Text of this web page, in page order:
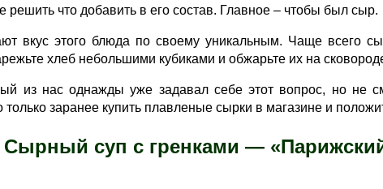
что добавить в его состав. Главное – чтобы был сыр.
вкус этого блюда по своему уникальным. Чаще всего
хлеб небольшими кубиками и обжарьте их на
из нас однажды уже задавал себе этот вопрос, но не
заранее купить плавленые сырки в магазине и
Сырный суп с гренками —